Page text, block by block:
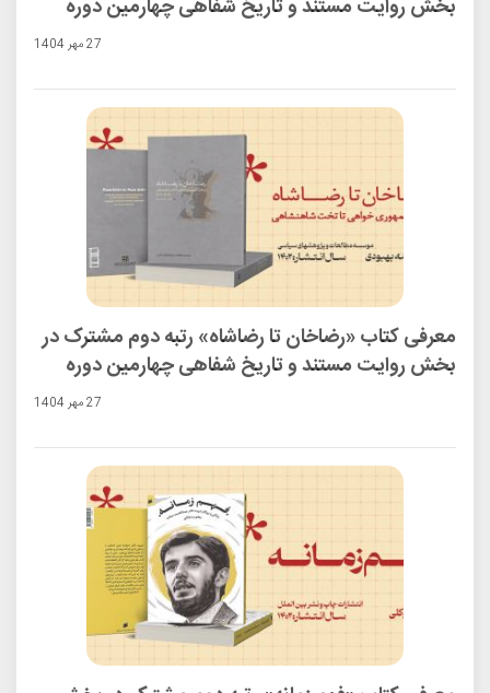
بخش روایت مستند و تاریخ شفاهی چهارمین دوره
27 مهر 1404
معرفی کتاب «رضاخان تا رضاشاه» رتبه دوم مشترک در
بخش روایت مستند و تاریخ شفاهی چهارمین دوره
27 مهر 1404